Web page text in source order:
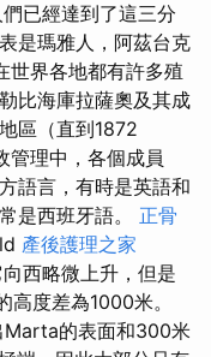
已經達到了這三分
是瑪雅人，阿茲台克
世界各地都有許多殖
比海庫拉薩奧及其成
區（直到1872
管理中，各個成員
語言，有時是英語和
是西班牙語。 正骨
產後護理之家
西略微上升，但是
高度差為1000米。
Marta的表面和300米